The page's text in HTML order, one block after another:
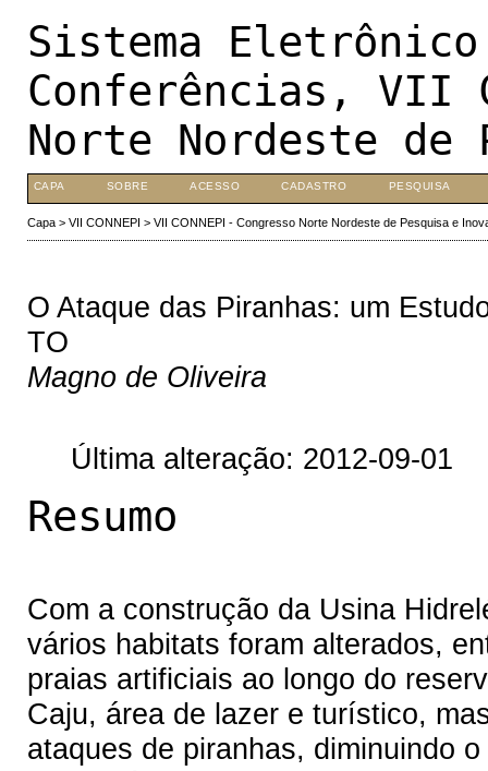
Sistema
Conferências, VII
Norte Nordeste de
CAPA SOBRE ACESSO CADASTRO PESQUISA
Capa> VII CONNEPI > VII CONNEPI - Congresso Norte Nordeste de Pesquisa e
O Ataque das Piranhas: um
TO
Magno de Oliveira
Última alteração: 2012-09-01
Resumo
Com a construção da Usina
vários habitats foram alterados,
praias artificiais ao longo do
Caju, área de lazer e turístico,
ataques de piranhas, diminuindo